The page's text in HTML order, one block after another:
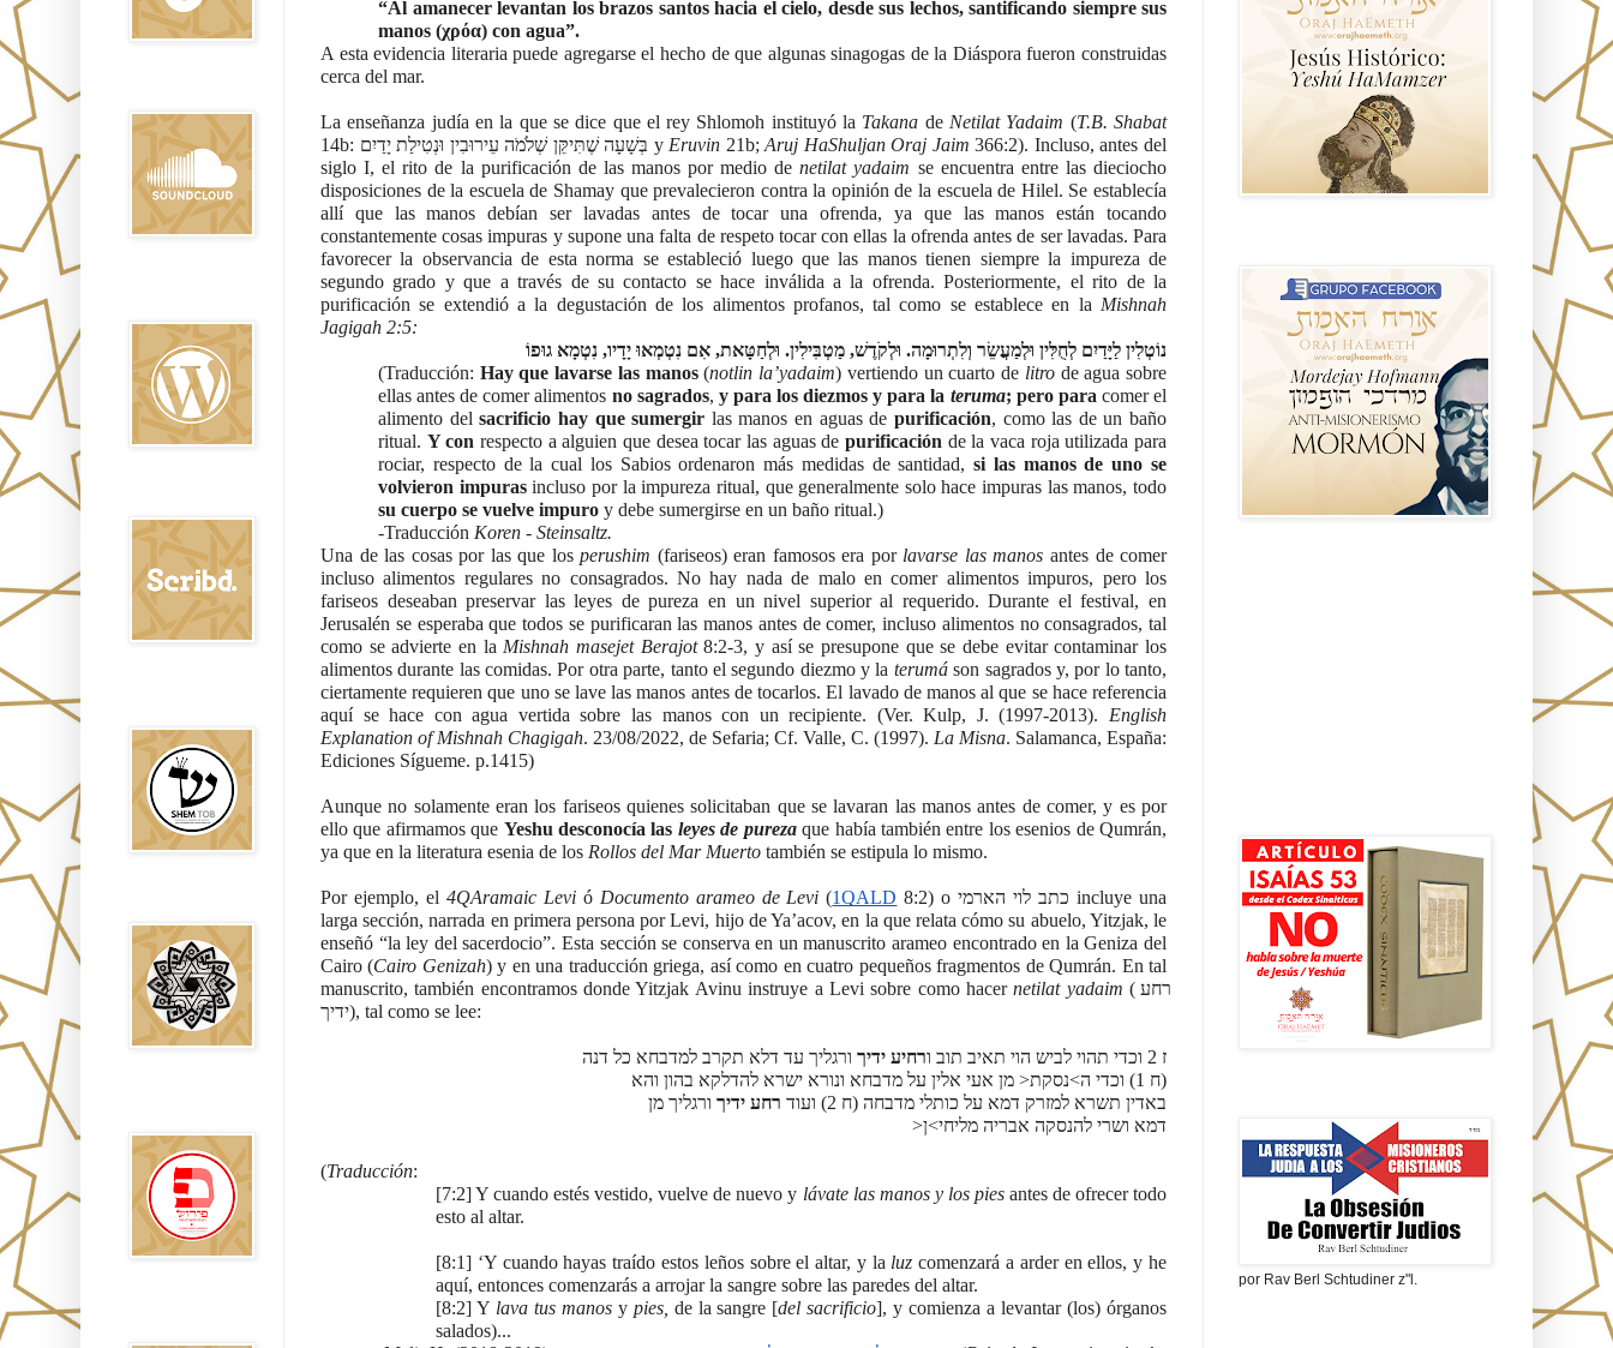
“Al amanecer levantan los brazos santos hacia el cielo, desde sus lechos, santificando siempre sus
manos (χρόα) con agua”.
A esta evidencia literaria puede agregarse el hecho de que algunas sinagogas de la Diáspora fueron construidas
cerca del mar.
La enseñanza judía en la que se dice que el rey Shlomoh instituyó la Takana de Netilat Yadaim (
T.B. Shabat
14b: בְּשָׁעָה שֶׁתִּיקֵּן שְׁלֹמֹה עֵירוּבִין וּנְטִילַת יָדַיִם y Eruvin 21b; Aruj HaShuljan Oraj Jaim 366:2). Incluso, antes del
siglo I, el rito de la purificación de las manos por medio de netilat yadaim se encuentra entre las dieciocho
disposiciones de la escuela de Shamay que prevalecieron contra la opinión de la escuela de Hilel. Se establecía
allí que las manos debían ser lavadas antes de tocar una ofrenda, ya que las manos están tocando
constantemente cosas impuras y supone una falta de respeto tocar con ellas la ofrenda antes de ser lavadas. Para
favorecer la observancia de esta norma se estableció luego que las manos tienen siempre la impureza de
segundo grado y que a través de su contacto se hace inválida a la ofrenda. Posteriormente, el rito de la
purificación se extendió a la degustación de los alimentos profanos, tal como se establece en la Mishnah
Jagigah 2:5:
נוֹטְלִין לַיָּדַיִם לְחֻלִּין וּלְמַעֲשֵׂר וְלִתְרוּמָה. וּלְקֹדֶשׁ, מַטְבִּילִין. וּלְחַטָּאת, אִם נִטְמְאוּ יָדָיו, נִטְמָא גוּפוֹ
(Traducción: Hay que lavarse las manos (notlin la’yadaim) vertiendo un cuarto de litro de agua sobre
ellas antes de comer alimentos no sagrados, y para los diezmos y para la teruma; pero para comer el
alimento del sacrificio hay que sumergir las manos en aguas de purificación, como las de un baño
ritual. Y con respecto a alguien que desea tocar las aguas de purificación de la vaca roja utilizada para
rociar, respecto de la cual los Sabios ordenaron más medidas de santidad, si las manos de uno se
volvieron impuras
su cuerpo se vuelve impuro y debe sumergirse en un baño ritual.)
-Traducción Koren - Steinsaltz.
Una de las cosas por las que los perushim (fariseos) eran famosos era por lavarse las manos antes de comer
incluso alimentos regulares no consagrados. No hay nada de malo en comer alimentos impuros, pero los
fariseos deseaban preservar las leyes de pureza en un nivel superior al requerido. Durante el festival, en
Jerusalén se esperaba que todos se purificaran las manos antes de comer, incluso alimentos no consagrados, tal
como se advierte en la Mishnah masejet Berajot 8:2-3, y así se presupone que se debe evitar contaminar los
alimentos durante las comidas. Por otra parte, tanto el segundo diezmo y la terumá son sagrados y, por lo tanto,
ciertamente requieren que uno se lave las manos antes de tocarlos. El lavado de manos al que se hace referencia
aquí se hace con agua vertida sobre las manos con un recipiente. (Ver. Kulp, J. (1997-2013). English
Explanation of Mishnah Chagigah. 23/08/2022, de Sefaria; Cf. Valle, C. (1997). La Misna. Salamanca, España:
Ediciones Sígueme. p.1415)
Aunque no solamente eran los fariseos quienes solicitaban que se lavaran las manos antes de comer, y es por
ello que afirmamos que Yeshu desconocía las leyes de pureza que había también entre los esenios de Qumrán,
ya que en la literatura esenia de los Rollos del Mar Muerto también se estipula lo mismo.
Por ejemplo, el 4QAramaic Levi ó Documento arameo de Levi (1QALD 8:2) o כתב לוי הארמי incluye una
larga sección, narrada en primera persona por Levi, hijo de Ya’acov, en la que relata cómo su abuelo, Yitzjak, le
enseñó “la ley del sacerdocio”. Esta sección se conserva en un manuscrito arameo encontrado en la Geniza del
Cairo (Cairo Genizah) y en una traducción griega, así como en cuatro pequeños fragmentos de Qumrán. En tal
manuscrito, también encontramos donde Yitzjak Avinu instruye a Levi sobre como hacer netilat yadaim (רחע
ידיך), tal como se lee:
ז 2 וכדי תהוי לביש הוי תאיב תוב ו רחיע ידיך ורגליך עד דלא תקרב למדבחא כל דנה
(ח 1) וכדי ה>נסקת< מן אעי אלין על מדבחא ונורא ישרא להדלקא בהון והא
באדין תשרא למזרק דמא על כותלי מדבחה (ח 2) ועוד
רחע ידיך ורגליך מן
דמא ושרי להנסקה אבריה מליחי>ן<
(Traducción:
[7:2] Y cuando estés vestido, vuelve de nuevo y lávate las manos y los pies antes de ofrecer todo
esto al altar.
[8:1] ‘Y cuando hayas traído estos leños sobre el altar, y la luz comenzará a arder en ellos, y he
aquí, entonces comenzarás a arrojar la sangre sobre las paredes del altar.
[8:2] Y lava tus manos y pies, de la sangre [del sacrificio], y comienza a levantar (los) órganos
salados)...
por Rav Berl Schtudiner z"l.